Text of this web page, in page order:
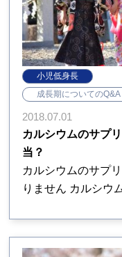
小児低身長
成長期についてのQ&A
2018.07.01
カルシウムのサプ
当？
カルシウムのサプ
りません カルシウ